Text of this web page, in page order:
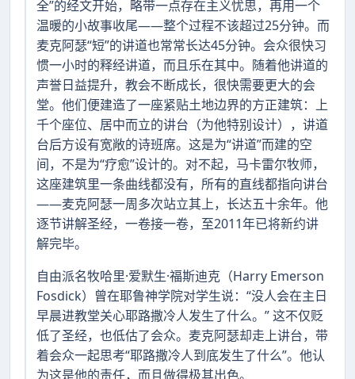
全”的经文开始，略带一点存在主义忧思，再用一个
温暖的小故事收尾——整个过程不该超过25分钟。而
麦克阿瑟“短”的讲道也常常长达45分钟。会众很快习
惯一小时的释经讲道，而且乐在其中。随着他讲道的
声誉日益提升，教会不断成长，很快需要更大的会
堂。他们便建造了一座紧贴土地边界的方正建筑：上
千个座位、居中而立的讲台（为他特别设计），讲道
台后方设有宽敞的诗班席。这是为“讲道”而建的空
间，不是为“疗愈”设计的。对不起，马卡雷尔牧师，
这座建筑里一条曲线都没有，所有的直线都指向讲台
——麦克阿瑟一周多次站立其上，长达五十余年。他
逐节讲解圣经，一卷接一卷，至2011年已将新约讲
解完毕。
自由派名牧哈里·爱默生·福斯迪克（Harry Emerson
Fosdick）曾在耶鲁神学院对学生说：“没人会在主日
早晨进教堂关心耶路撒冷人发生了什么。” 这不仅贬
低了圣经，也低估了会众。麦克阿瑟却走上讲台，带
着会众一起思考“耶路撒冷人到底发生了什么”。他认
为这是他的责任，而且做得极其出色。